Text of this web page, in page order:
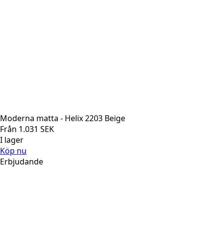
Moderna matta - Helix 2203 Beige
Från 1.031 SEK
I lager
Köp nu
Erbjudande